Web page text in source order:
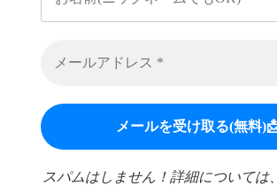
スパムはしません！詳細については、